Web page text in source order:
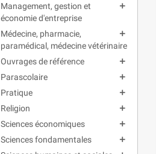
Management, gestion et
économie d'entreprise
add
Médecine, pharmacie,
paramédical, médecine vétérinaire
add
Ouvrages de référence add
Parascolaire add
Pratique add
Religion add
Sciences économiques add
Sciences fondamentales add